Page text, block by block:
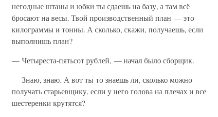
негодные штаны и юбки ты сдаешь на базу, а там всё
бросают на весы. Твой производственный план — это
килограммы и тонны. А сколько, скажи, получаешь, если
выполнишь план?
— Четыреста-пятьсот рублей, — начал было сборщик.
— Знаю, знаю. А вот ты-то знаешь ли, сколько можно
получать старьевщику, если у него голова на плечах и все
шестеренки крутятся?